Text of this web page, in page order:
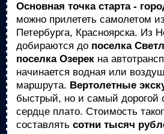
Основная точка старта -
можно прилететь самолетом
Петербурга, Красноярска. Из
добираются до поселка
поселка Озерек на
начинается водная или
маршрута. Вертолетные
быстрый, но и самый дорогой
сердце плато. Стоимость
составлять сотни тысяч